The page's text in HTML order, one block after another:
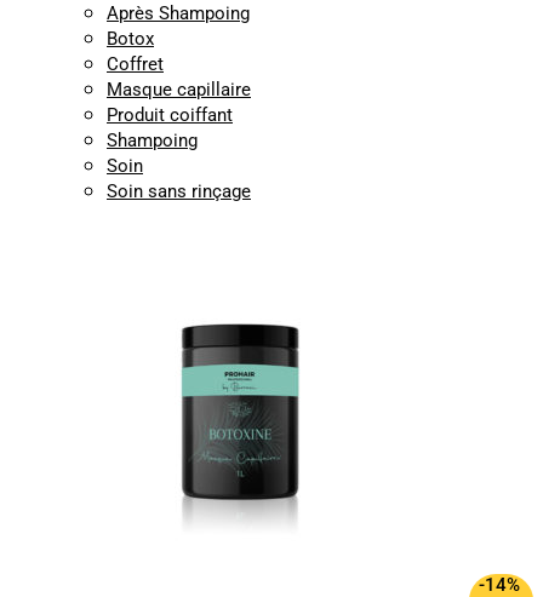
Après Shampoing
Botox
Coffret
Masque capillaire
Produit coiffant
Shampoing
Soin
Soin sans rinçage
-14%